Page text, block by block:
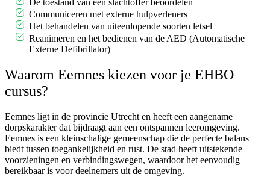
De toestand van een slachtoffer beoordelen
Communiceren met externe hulpverleners
Het behandelen van uiteenlopende soorten letsel
Reanimeren en het bedienen van de AED (Automatische
Externe Defibrillator)
Waarom Eemnes kiezen voor je EHBO
cursus?
Eemnes ligt in de provincie Utrecht en heeft een aangename
dorpskarakter dat bijdraagt aan een ontspannen leeromgeving.
Eemnes is een kleinschalige gemeenschap die de perfecte balans
biedt tussen toegankelijkheid en rust. De stad heeft uitstekende
voorzieningen en verbindingswegen, waardoor het eenvoudig
bereikbaar is voor deelnemers uit de omgeving.